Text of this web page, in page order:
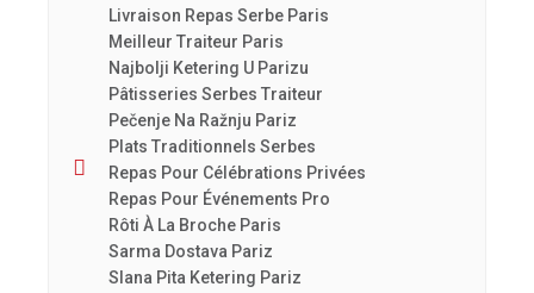
Livraison Repas Serbe Paris
Meilleur Traiteur Paris
Najbolji Ketering U Parizu
Pâtisseries Serbes Traiteur
Pečenje Na Ražnju Pariz
Plats Traditionnels Serbes
Repas Pour Célébrations Privées
Repas Pour Événements Pro
Rôti À La Broche Paris
Sarma Dostava Pariz
Slana Pita Ketering Pariz